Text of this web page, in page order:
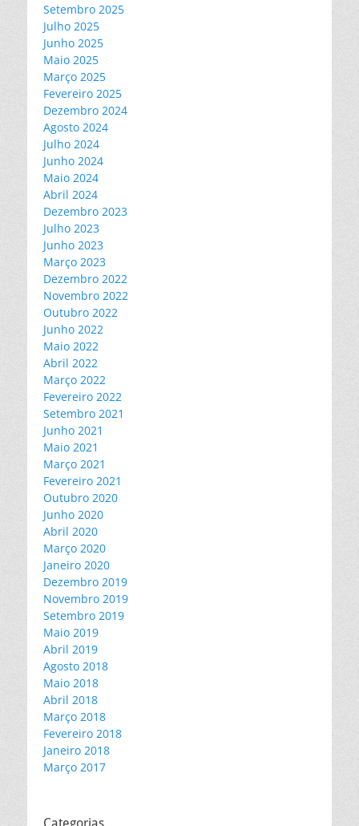
Setembro 2025
Julho 2025
Junho 2025
Maio 2025
Março 2025
Fevereiro 2025
Dezembro 2024
Agosto 2024
Julho 2024
Junho 2024
Maio 2024
Abril 2024
Dezembro 2023
Julho 2023
Junho 2023
Março 2023
Dezembro 2022
Novembro 2022
Outubro 2022
Junho 2022
Maio 2022
Abril 2022
Março 2022
Fevereiro 2022
Setembro 2021
Junho 2021
Maio 2021
Março 2021
Fevereiro 2021
Outubro 2020
Junho 2020
Abril 2020
Março 2020
Janeiro 2020
Dezembro 2019
Novembro 2019
Setembro 2019
Maio 2019
Abril 2019
Agosto 2018
Maio 2018
Abril 2018
Março 2018
Fevereiro 2018
Janeiro 2018
Março 2017